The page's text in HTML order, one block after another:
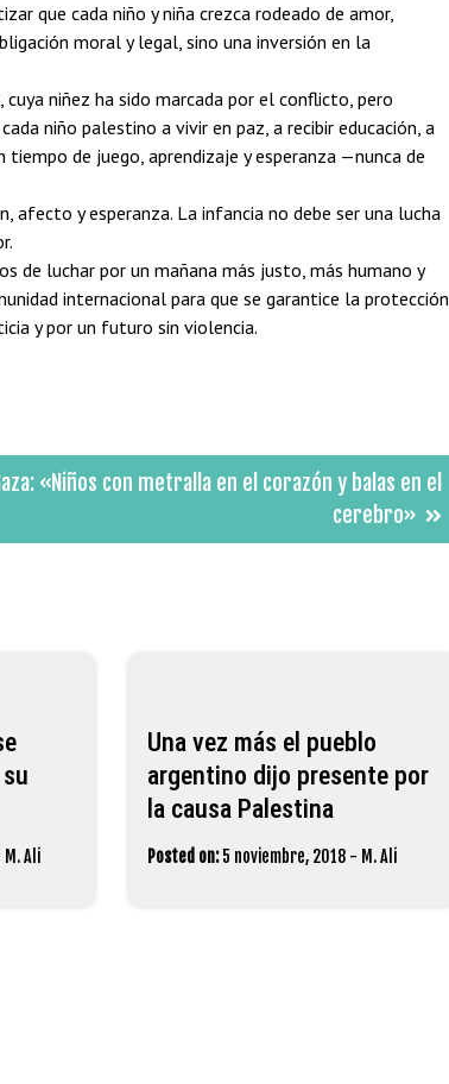
que cada niño y niña crezca rodeado de amor,
moral y legal, sino una inversión en la
niñez ha sido marcada por el conflicto, pero
niño palestino a vivir en paz, a recibir educación, a
de juego, aprendizaje y esperanza —nunca de
afecto y esperanza. La infancia no debe ser una lucha
de luchar por un mañana más justo, más humano y
internacional para que se garantice la protección
y por un futuro sin violencia.
«Niños con metralla en el corazón y balas en el
cerebro»
M. Ali
Una vez más el pueblo
argentino dijo presente por
la causa Palestina
Posted on: 5 noviembre, 2018- M. Ali